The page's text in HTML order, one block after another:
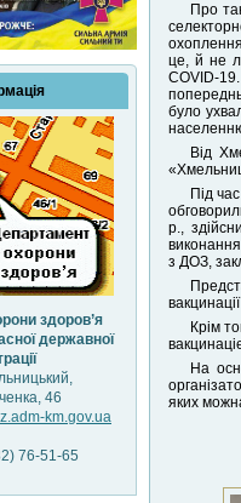
здоров’я
державної
46
km.gov.ua
76-51-65
Про
це, й не
COVID-
було
населенню
Від
Під
р.,
з ДОЗ,
Крім
На
яких